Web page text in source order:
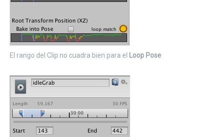
El rango del Clip no cuadra bien para el Loop Pose